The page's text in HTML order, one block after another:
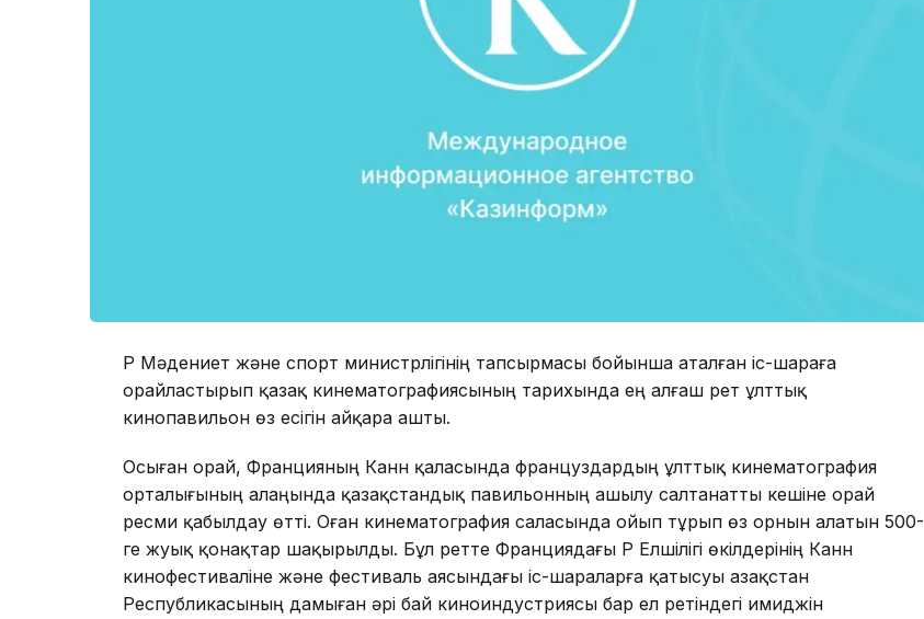
ҚР Мәдениет және спорт министрлігінің тапсырмасы бойынша аталған іс-шараға
орайластырып қазақ кинематографиясының тарихында ең алғаш рет ұлттық
кинопавильон өз есігін айқара ашты.
Осыған орай, Францияның Канн қаласында француздардың ұлттық кинематография
орталығының алаңында қазақстандық павильонның ашылу салтанатты кешіне орай
ресми қабылдау өтті. Оған кинематография саласында ойып тұрып өз орнын алатын 500-
ге жуық қонақтар шақырылды. Бұл ретте Франциядағы ҚР Елшілігі өкілдерінің Канн
кинофестиваліне және фестиваль аясындағы іс-шараларға қатысуы Қазақстан
Республикасының дамыған әрі бай киноиндустриясы бар ел ретіндегі имиджін